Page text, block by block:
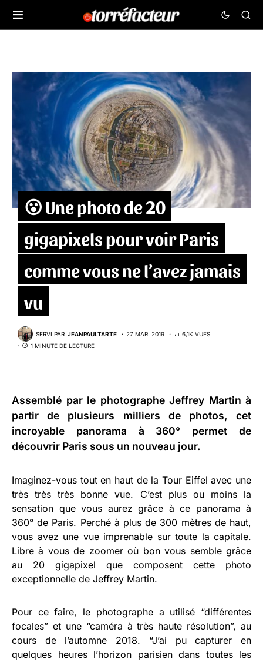
😮 Une photo de 20
gigapixels pour voir Paris
comme vous ne l’avez jamais
vu
SERVI PAR JEANPAULTARTE 27 MAR. 2019
6,1K VUES
1 MINUTE DE LECTURE
Assemblé par le photographe Jeffrey Martin à
partir de plusieurs milliers de photos, cet
incroyable panorama à 360° permet de
découvrir Paris sous un nouveau jour.
Imaginez-vous tout en haut de la Tour Eiffel avec une
très très très bonne vue. C’est plus ou moins la
sensation que vous aurez grâce à ce panorama à
360° de Paris. Perché à plus de 300 mètres de haut,
vous avez une vue imprenable sur toute la capitale.
Libre à vous de zoomer où bon vous semble grâce
au 20 gigapixel que composent cette photo
exceptionnelle de Jeffrey Martin.
Pour ce faire, le photographe a utilisé “différentes
focales” et une “caméra à très haute résolution”, au
cours de l’automne 2018. “J’ai pu capturer en
quelques heures l’horizon parisien dans toutes les